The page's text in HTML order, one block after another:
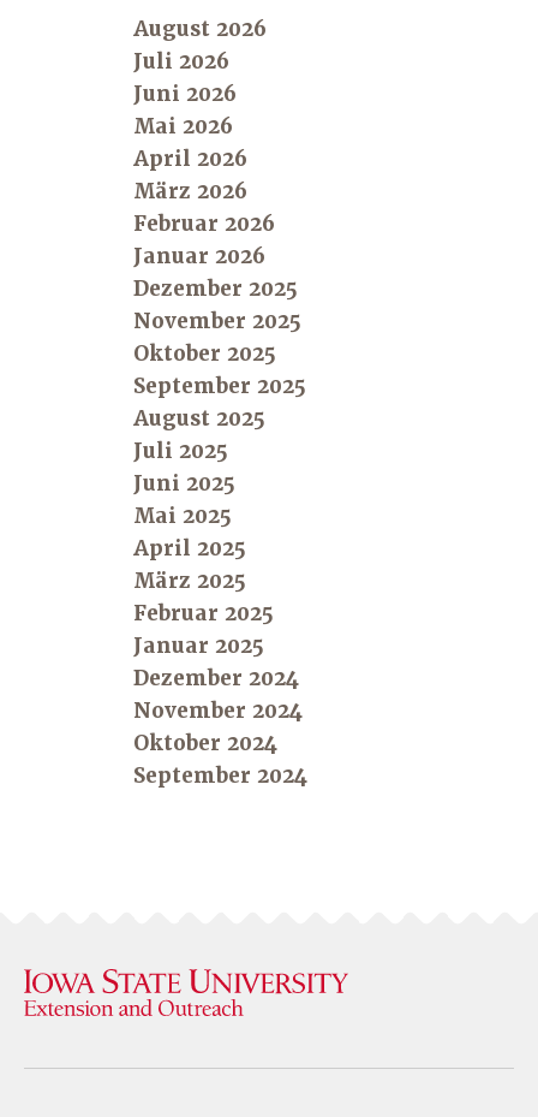
August 2026
Juli 2026
Juni 2026
Mai 2026
April 2026
März 2026
Februar 2026
Januar 2026
Dezember 2025
November 2025
Oktober 2025
September 2025
August 2025
Juli 2025
Juni 2025
Mai 2025
April 2025
März 2025
Februar 2025
Januar 2025
Dezember 2024
November 2024
Oktober 2024
September 2024